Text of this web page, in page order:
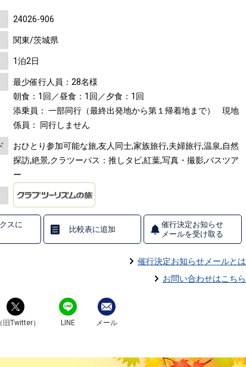
24026-906
関東/茨城県
1泊2日
最少催行人員：28名様
朝食：1回／昼食：1回／夕食：1回
添乗員： 一部同行（最終出発地から第１帰着地まで）
現地
係員： 同行しません
おひとり参加可能な旅,友人同士,家族旅行,夫婦旅行,温泉,自然
探訪,絶景,クラツーパス：推しタビ,紅葉,写真・撮影,バスツア
ー
スに
比較表に追加
催行決定お知らせ
メールを受け取る
催行決定お知らせメールとは
お問い合わせはこちら
旧Twitter） LINE メール